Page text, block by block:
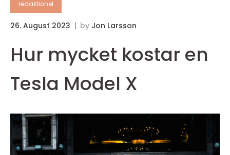
redaktionel
26. August 2023 by Jon Larsson
Hur mycket kostar en
Tesla Model X